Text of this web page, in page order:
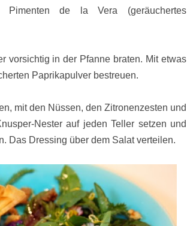
Pimenten de la Vera (geräuchertes
vorsichtig in der Pfanne braten. Mit etwas
Paprikapulver bestreuen.
mit den Nüssen, den Zitronenzesten und
Nester auf jeden Teller setzen und
Das Dressing über dem Salat verteilen.